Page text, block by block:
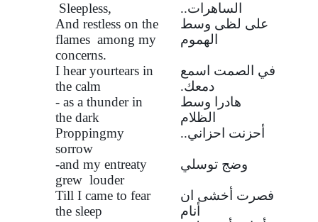
Sleepless,
الساهرات..
And restless on the
flames among my
concerns.
على لظى وسط
الهموم
I hear yourtears in
the calm
في الصمت اسمع
دمعك.
- as a thunder in
the dark
هادرا وسط
الظلام
Proppingmy
sorrow
أحزنت احزاني..
-and my entreaty
grew louder
وضج توسلي
Till I came to fear
the sleep
فصرت أخشى ان
أنام